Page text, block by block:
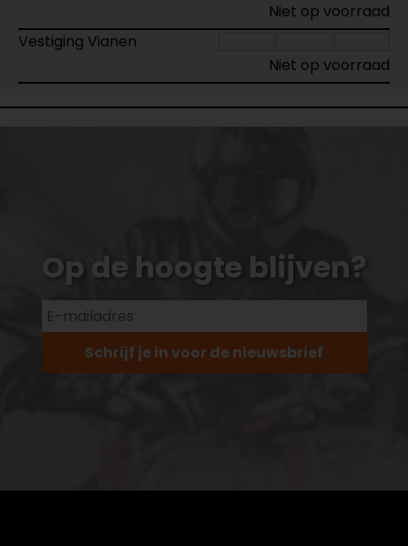
Niet op voorraad
Vestiging Vianen
Niet op voorraad
Op de hoogte blijven?
Schrijf je in voor de nieuwsbrief